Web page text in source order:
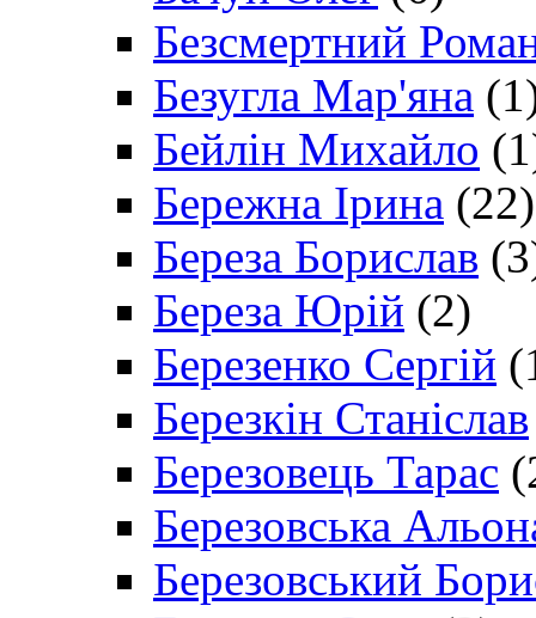
Безсмертний
Безугла Мар'яна
Бейлін Михайло
Бережна Ірина (22)
Береза Борислав
Береза Юрій (2)
Березенко Сергій
Березкін Станіслав
Березовець Тарас
Березовська
Березовський